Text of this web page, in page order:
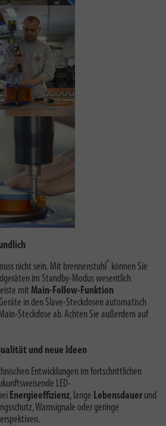
nicht sein. Mit brennenstuhl® können Sie
im Standby-Modus wesentlich
mit Main-Follow-Funktion
in den Slave-Steckdosen automatisch
Steckdose ab. Achten Sie außerdem auf
und neue Ideen
Entwicklungen im fortschrittlichen
LED-
Energieeffizienz, lange Lebensdauer und
Warnsignale oder geringe